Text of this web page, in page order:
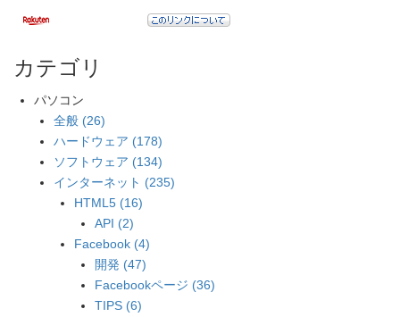
カテゴリ
パソコン
全般 (26)
ハードウェア (178)
ソフトウェア (134)
インターネット (235)
HTML5 (16)
API (2)
Facebook (4)
開発 (47)
Facebookページ (36)
TIPS (6)